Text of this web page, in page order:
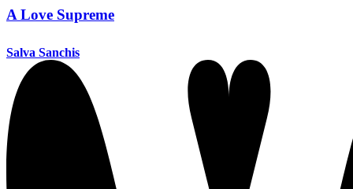
A Love Supreme
Salva Sanchis